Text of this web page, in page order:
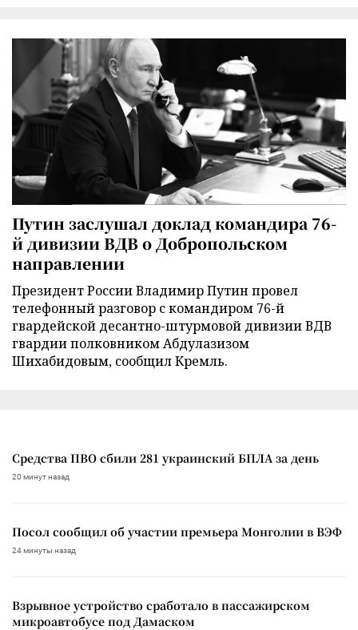
Путин заслушал доклад командира 76-
й дивизии ВДВ о Добропольском
направлении
Президент России Владимир Путин провел
телефонный разговор с командиром 76-й
гвардейской десантно-штурмовой дивизии ВДВ
гвардии полковником Абдулазизом
Шихабидовым, сообщил Кремль.
Средства ПВО сбили 281 украинский БПЛА за день
20 минут назад
Посол сообщил об участии премьера Монголии в ВЭФ
24 минуты назад
Взрывное устройство сработало в пассажирском
микроавтобусе под Дамаском